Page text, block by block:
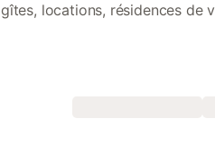
gîtes, locations, résidences de